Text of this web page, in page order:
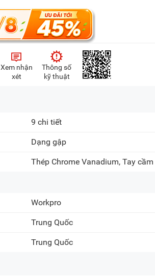
Xem nhận
xét
Thông số
kỹ thuật
9 chi tiết
Dạng gập
Thép Chrome Vanadium, Tay cầm
Workpro
Trung Quốc
Trung Quốc